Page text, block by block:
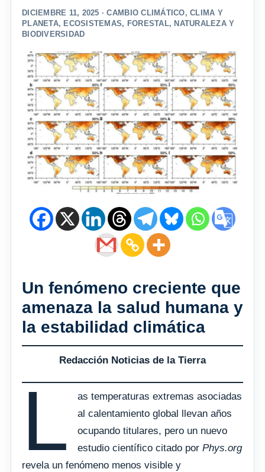
DICIEMBRE 11, 2025 ·CAMBIO CLIMÁTICO,CLIMA Y
PLANETA, ECOSISTEMAS, FORESTAL, NATURALEZA Y
BIODIVERSIDAD
Un fenómeno creciente que
amenaza la salud humana y
la estabilidad climática
Redacción Noticias de la Tierra
L
as temperaturas extremas asociadas
al calentamiento global llevan años
ocupando titulares, pero un nuevo
estudio científico citado porPhys.org
revela un fenómeno menos visible y